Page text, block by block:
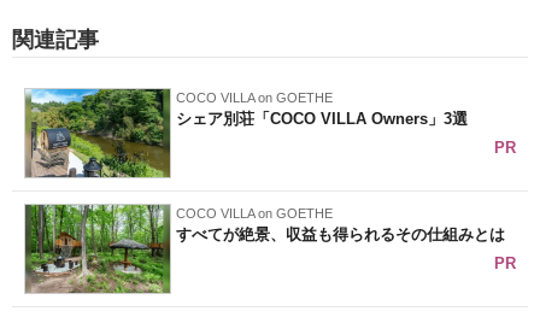
関連記事
COCO VILLA on GOETHE
シェア別荘「COCO VILLA Owners」3選
PR
COCO VILLA on GOETHE
すべてが絶景、収益も得られるその仕組みとは
PR